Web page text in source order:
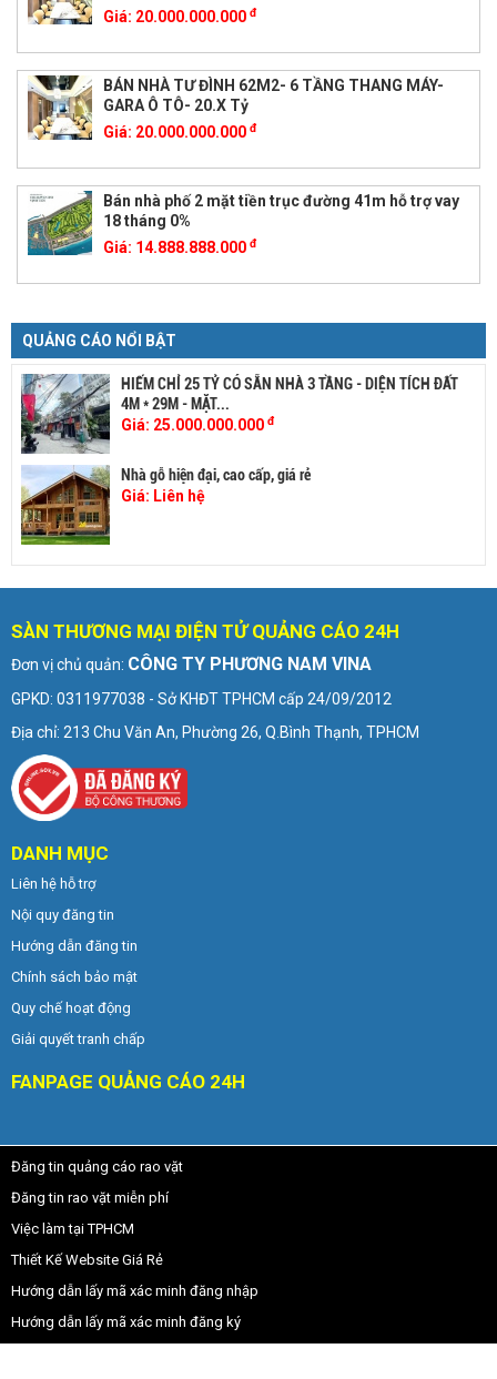
Giá: 20.000.000.000 đ
BÁN NHÀ TƯ ĐÌNH 62M2- 6 TẦNG THANG MÁY-
GARA Ô TÔ- 20.X Tỷ
Giá: 20.000.000.000 đ
Bán nhà phố 2 mặt tiền trục đường 41m hỗ trợ vay
18 tháng 0%
Giá: 14.888.888.000 đ
QUẢNG CÁO NỔI BẬT
HIẾM CHỈ 25 TỶ CÓ SẴN NHÀ 3 TẦNG - DIỆN TÍCH ĐẤT
4M * 29M - MẶT...
Giá: 25.000.000.000 đ
Nhà gỗ hiện đại, cao cấp, giá rẻ
Giá: Liên hệ
SÀN THƯƠNG MẠI ĐIỆN TỬ QUẢNG CÁO 24H
Đơn vị chủ quản: CÔNG TY PHƯƠNG NAM VINA
GPKD: 0311977038 - Sở KHĐT TPHCM cấp 24/09/2012
Địa chỉ: 213 Chu Văn An, Phường 26, Q.Bình Thạnh, TPHCM
DANH MỤC
Liên hệ hỗ trợ
Nội quy đăng tin
Hướng dẫn đăng tin
Chính sách bảo mật
Quy chế hoạt động
Giải quyết tranh chấp
FANPAGE QUẢNG CÁO 24H
Đăng tin quảng cáo rao vặt
Đăng tin rao vặt miễn phí
Việc làm tại TPHCM
Thiết Kế Website Giá Rẻ
Hướng dẫn lấy mã xác minh đăng nhập
Hướng dẫn lấy mã xác minh đăng ký